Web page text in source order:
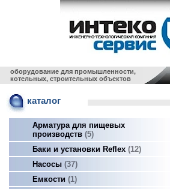
оборудование для промышленности,
котельных, строительных объектов
каталог
Арматура для пищевых
производств 5
Баки и установки Reflex 12
Насосы 37
Емкости
1